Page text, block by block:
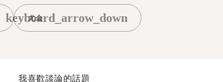
尤金
keyboard_arrow_down
我喜歡談論的話題